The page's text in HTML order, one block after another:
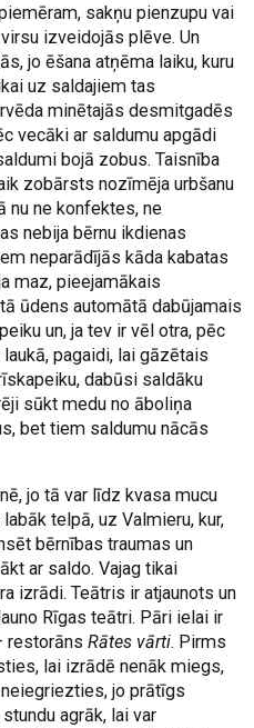
sakņu pienzupu vai
izveidojās plēve. Un
jo ēšana atņēma laiku, kuru
uz saldajiem tas
minētajās desmitgadēs
vecāki ar saldumu apgādi
bojā zobus. Taisnība
zobārsts nozīmēja urbšanu
nu ne konfektes, ne
nebija bērnu ikdienas
neparādījās kāda kabatas
maz, pieejamākais
ūdens automātā dabūjamais
un, ja tev ir vēl otra, pēc
pagaidi, lai gāzētais
dabūsi saldāku
sūkt medu no āboliņa
bet tiem saldumu nācās
jo tā var līdz kvasa mucu
telpā, uz Valmieru, kur,
bērnības traumas un
ar saldo. Vajag tikai
izrādi. Teātris ir atjaunots un
Rīgas teātri. Pāri ielai ir
restorānsRātes vārti. Pirms
lai izrādē nenāk miegs,
jo prātīgs
agrāk, lai var